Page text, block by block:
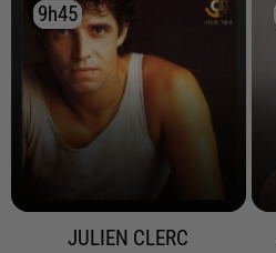
9h45
9h45
JULIEN CLERC